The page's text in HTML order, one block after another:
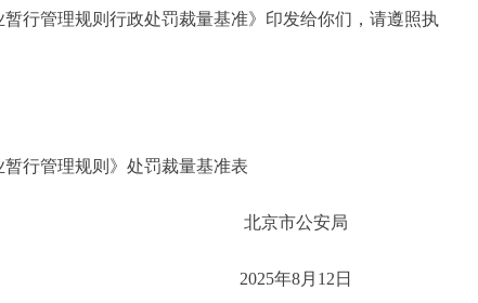
管理规则行政处罚裁量基准》印发给你们，请遵照执
行管理规则》处罚裁量基准表
公安局
8月12日